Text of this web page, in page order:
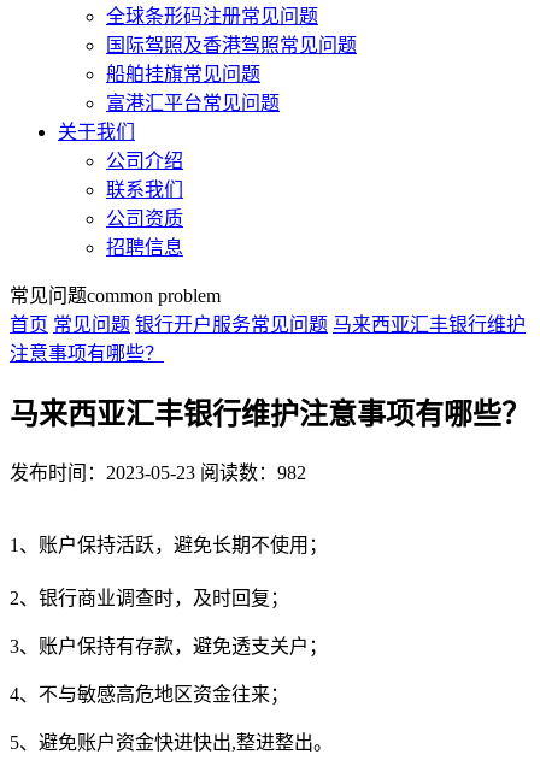
全球条形码注册常见问题
国际驾照及香港驾照常见问题
船舶挂旗常见问题
富港汇平台常见问题
关于我们
公司介绍
联系我们
公司资质
招聘信息
常见问题common problem
首页 常见问题 银行开户服务常见问题 马来西亚汇丰银行维护
注意事项有哪些？
马来西亚汇丰银行维护注意事项有哪些？
发布时间：2023-05-23 阅读数：982
1、账户保持活跃，避免长期不使用；
2、银行商业调查时，及时回复；
3、账户保持有存款，避免透支关户；
4、不与敏感高危地区资金往来；
5、避免账户资金快进快出,整进整出。